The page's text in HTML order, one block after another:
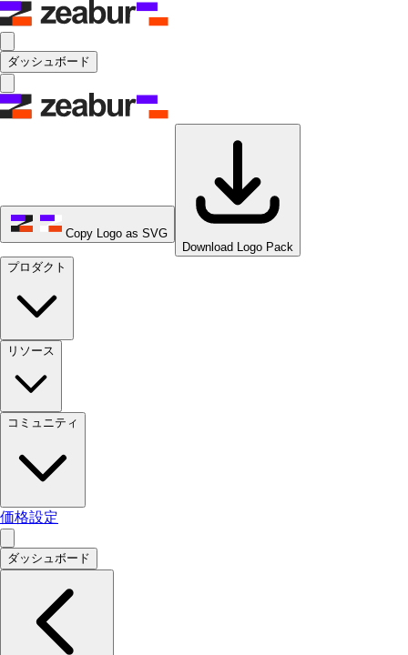
ダッシュボード
Copy Logo as SVG
Download Logo Pack
プロダクト
リソース
コミュニティ
価格設定
ダッシュボード